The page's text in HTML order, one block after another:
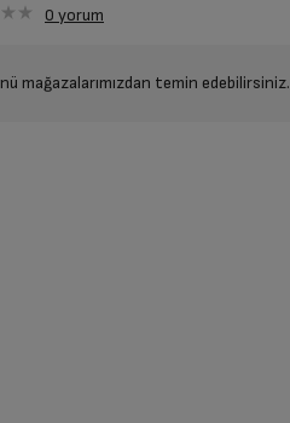
0 yorum
mağazalarımızdan temin edebilirsiniz.